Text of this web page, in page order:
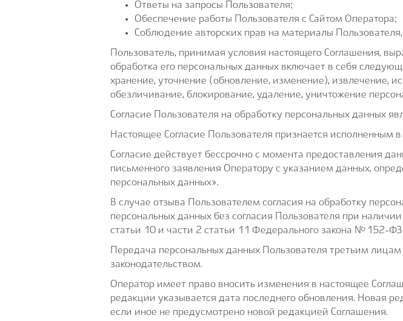
Ответы на запросы Пользователя;
Обеспечение работы Пользователя с Сайтом Оператора;
Соблюдение авторских прав на материалы
Пользователь, принимая условия настоящего Соглашения,
обработка его персональных данных включает в себя
хранение, уточнение (обновление, изменение), извлечение,
обезличивание, блокирование, удаление, уничтожение
Согласие Пользователя на обработку персональных данных
Настоящее Согласие Пользователя признается исполненным
Согласие действует бессрочно с момента предоставления
письменного заявления Оператору с указанием данных,
персональных данных».
В случае отзыва Пользователем согласия на обработку
персональных данных без согласия Пользователя при
статьи 10 и части 2 статьи 11 Федерального закона №152-
Передача персональных данных Пользователя третьим
законодательством.
Оператор имеет право вносить изменения в настоящее
редакции указывается дата последнего обновления. Новая
если иное не предусмотрено новой редакцией Соглашения.